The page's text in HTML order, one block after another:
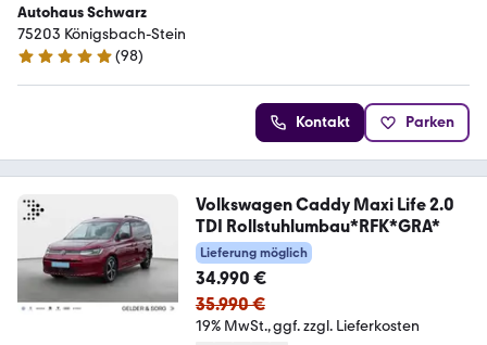
Autohaus Schwarz
75203 Königsbach-Stein
4.9 Sterne
(98)
Kontakt Parken
Volkswagen Caddy Maxi Life 2.0
TDI Rollstuhlumbau*RFK*GRA*
Lieferung möglich
34.990 €
35.990 €
19% MwSt. ggf. zzgl. Lieferkosten